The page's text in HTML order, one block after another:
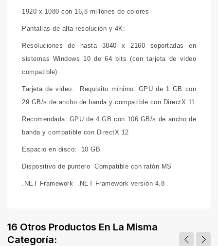
1920 x 1080 con 16,8 millones de colores
Pantallas de alta resolución y 4K:
Resoluciones de hasta 3840 x 2160 soportadas en
sistemas Windows 10 de 64 bits (con tarjeta de video
compatible)
Tarjeta de video:
Requisito mínimo: GPU de 1 GB con
29 GB/s de ancho de banda y compatible con DirectX 11
Recomendada: GPU de 4 GB con 106 GB/s de ancho de
banda y compatible con DirectX 12
Espacio en disco: 10 GB
Dispositivo de puntero Compatible con ratón MS
.NET Framework .NET Framework versión 4.8
16 Otros Productos En La Misma
Categoría: